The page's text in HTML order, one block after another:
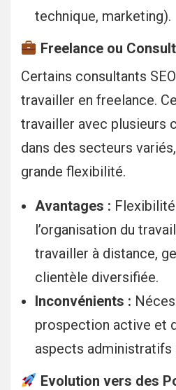
technique, marketing).
Freelance ou
Certains consultants
travailler en freelance.
travailler avec plusieurs
dans des secteurs
grande flexibilité.
Avantages :
l’organisation du
travailler à distance,
clientèle diversifiée.
Inconvénients :
prospection active et
aspects administratifs
Evolution vers des